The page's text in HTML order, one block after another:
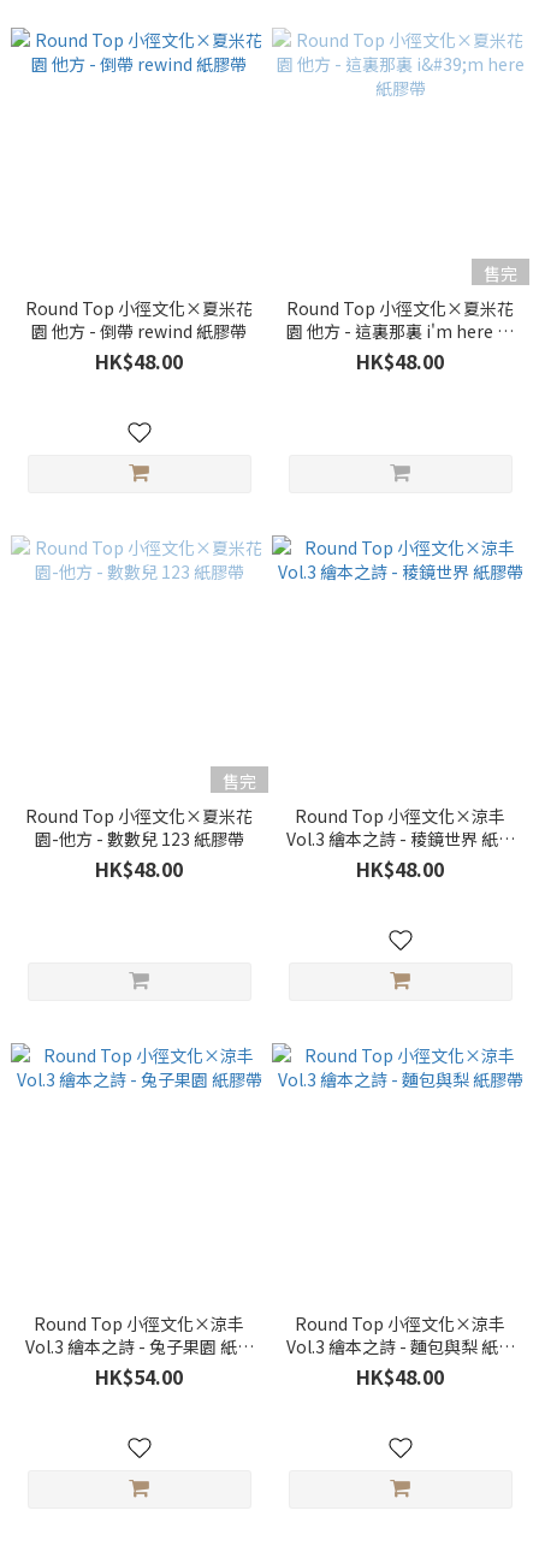
Round Top 小徑文化×夏米花
園 他方 - 倒帶 rewind 紙膠帶
HK$48.00
售完
Round Top 小徑文化×夏米花
園 他方 - 這裏那裏 i'm here 紙
膠帶
HK$48.00
售完
Round Top 小徑文化×夏米花
園-他方 - 數數兒 123 紙膠帶
HK$48.00
Round Top 小徑文化×涼丰
Vol.3 繪本之詩 - 稜鏡世界 紙膠
帶
HK$48.00
Round Top 小徑文化×涼丰
Vol.3 繪本之詩 - 兔子果園 紙膠
帶
HK$54.00
Round Top 小徑文化×涼丰
Vol.3 繪本之詩 - 麵包與梨 紙膠
帶
HK$48.00